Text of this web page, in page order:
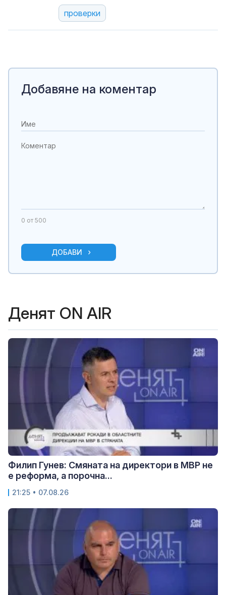
проверки
Добавяне на коментар
0 от 500
ДОБАВИ
Денят ON AIR
Филип Гунев: Смяната на директори в МВР не
е реформа, а порочна...
21:25 • 07.08.26